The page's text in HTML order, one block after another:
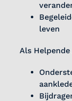
leven
Als